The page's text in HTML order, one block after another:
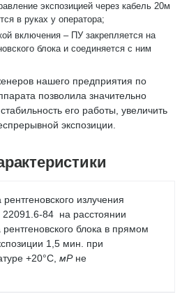
экспозицией через кабель 20м
в руках у оператора;
включения – ПУ закрепляется на
блока и соединяется с ним
нашего предприятия по
позволила значительно
его работы, увеличить
экспозиции.
излучения
84 на расстоянии
блока в прямом
1,5 мин. при
+20°С, мРне